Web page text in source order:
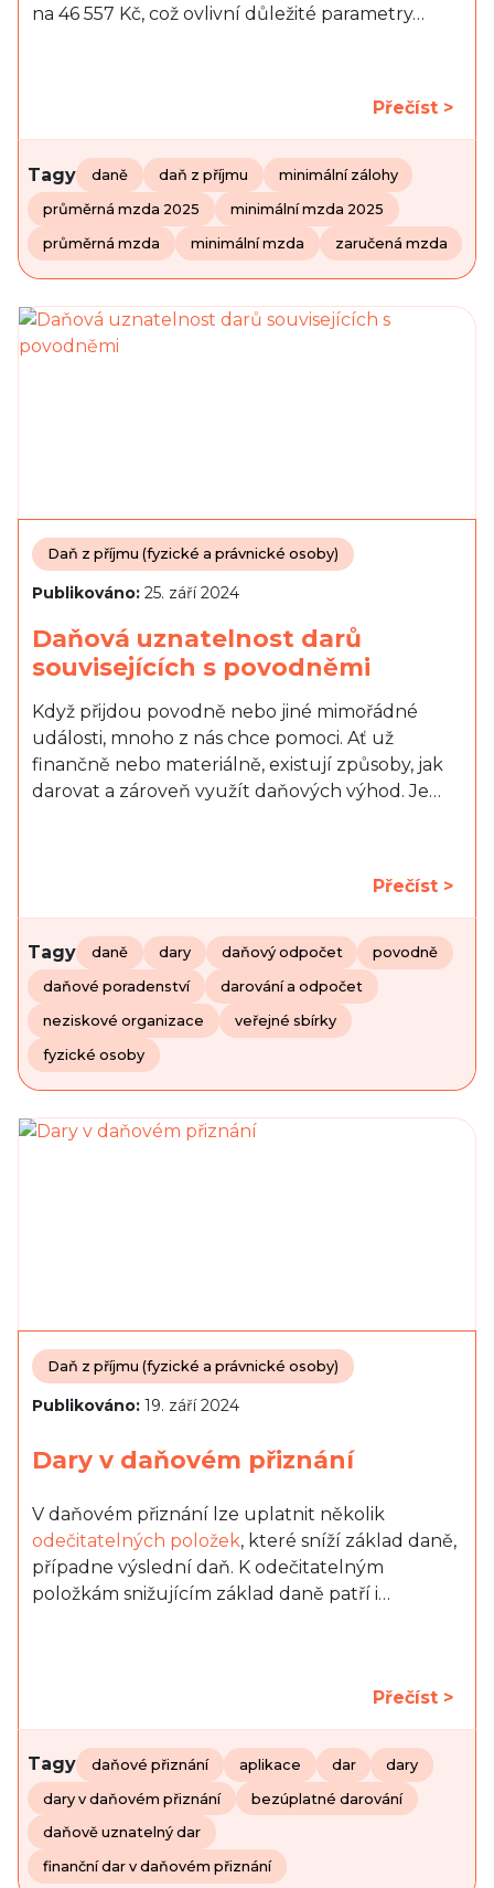
na 46 557 Kč, což ovlivní důležité parametry…
Přečíst >
Tagy daně daň z příjmu minimální zálohy
průměrná mzda 2025 minimální mzda 2025
průměrná mzda minimální mzda zaručená mzda
Daň z příjmu (fyzické a právnické osoby)
Publikováno: 25. září 2024
Daňová uznatelnost darů
souvisejících s povodněmi
Když přijdou povodně nebo jiné mimořádné
události, mnoho z nás chce pomoci. Ať už
finančně nebo materiálně, existují způsoby, jak
darovat a zároveň využít daňových výhod. Je…
Přečíst >
Tagy daně dary daňový odpočet povodně
daňové poradenství darování a odpočet
neziskové organizace veřejné sbírky
fyzické osoby
Daň z příjmu (fyzické a právnické osoby)
Publikováno: 19. září 2024
Dary v daňovém přiznání
V daňovém přiznání lze uplatnit několik
odečitatelných položek, které sníží základ daně,
případne výslední daň. K odečitatelným
položkám snižujícím základ daně patří i…
Přečíst >
Tagy daňové přiznání aplikace dar dary
dary v daňovém přiznání bezúplatné darování
daňově uznatelný dar
finanční dar v daňovém přiznání